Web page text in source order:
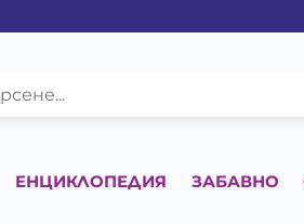
ЕНЦИКЛОПЕДИЯ ЗАБАВНО